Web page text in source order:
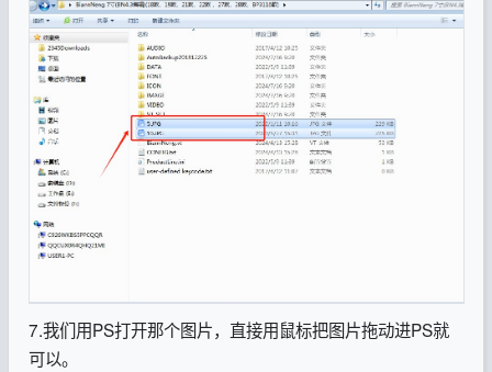
7.我们用PS打开那个图片，直接用鼠标把图片拖动进PS就
可以。